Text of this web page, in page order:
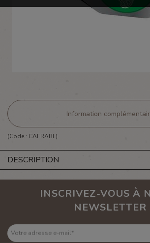
Information
(Code : CAFRABL)
DESCRIPTION
INSCRIVEZ-VOUS À
NEWSLETTER
Votre adresse e-mail*